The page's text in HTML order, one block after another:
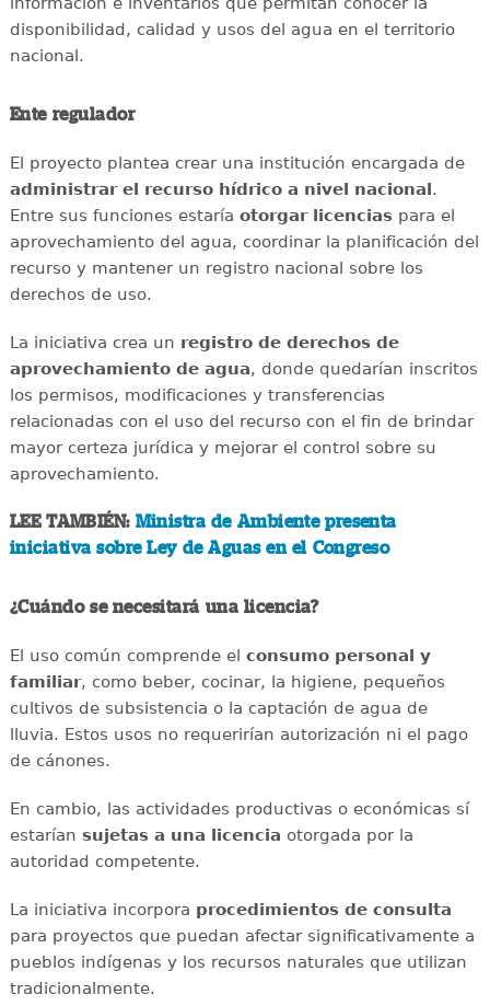
disponibilidad, calidad y usos del agua en el territorio
nacional.
Ente regulador
El proyecto plantea crear una institución encargada de
administrar el recurso hídrico a nivel nacional.
Entre sus funciones estaría otorgar licenciaspara el
aprovechamiento del agua, coordinar la planificación del
recurso y mantener un registro nacional sobre los
derechos de uso.
La iniciativa crea un registro de derechos de
aprovechamiento de agua, donde quedarían inscritos
los permisos, modificaciones y transferencias
relacionadas con el uso del recurso con el fin de brindar
mayor certeza jurídica y mejorar el control sobre su
aprovechamiento.
LEE TAMBIÉN: Ministra de Ambiente presenta
iniciativa sobre Ley de Aguas en el Congreso
¿Cuándo se necesitará una licencia?
El uso común comprende el consumo personal y
familiar, como beber, cocinar, la higiene, pequeños
cultivos de subsistencia o la captación de agua de
lluvia. Estos usos no requerirían autorización ni el pago
de cánones.
En cambio, las actividades productivas o económicas sí
estarían sujetas a una licencia otorgada por la
autoridad competente.
La iniciativa incorpora procedimientos de consulta
para proyectos que puedan afectar significativamente a
pueblos indígenas y los recursos naturales que utilizan
tradicionalmente.